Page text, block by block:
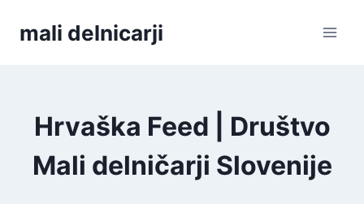
mali delnicarji
Hrvaška Feed | Društvo
Mali delničarji Slovenije